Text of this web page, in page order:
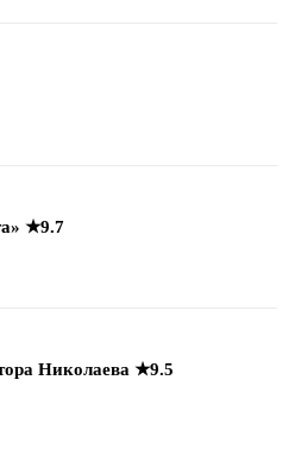
★9.7
Николаева ★9.5